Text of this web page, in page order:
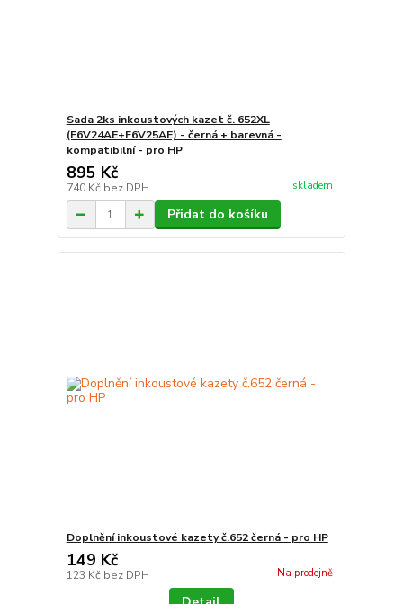
Sada 2ks inkoustových kazet č. 652XL
(F6V24AE+F6V25AE) - černá + barevná -
kompatibilní - pro HP
895 Kč
740 Kč bez DPH skladem
Přidat do košíku
Doplnění inkoustové kazety č.652 černá - pro HP
149 Kč
123 Kč bez DPH Na prodejně